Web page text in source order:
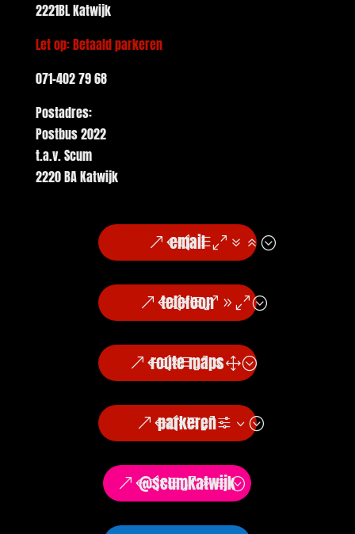
2221BL Katwijk
Let op: Betaald parkeren
071-402 79 68
Postadres:
Postbus 2022
t.a.v. Scum
2220 BA Katwijk
email
telefoon
route maps
parkeren
@scumkatwijk